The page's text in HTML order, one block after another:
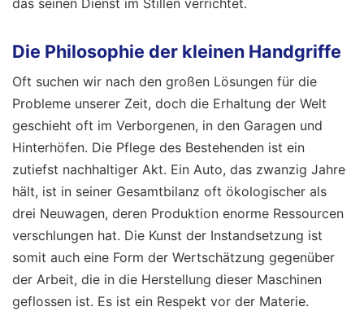
Die Philosophie der kleinen Handgriffe
Oft suchen wir nach den großen Lösungen für die
Probleme unserer Zeit, doch die Erhaltung der Welt
geschieht oft im Verborgenen, in den Garagen und
Hinterhöfen. Die Pflege des Bestehenden ist ein
zutiefst nachhaltiger Akt. Ein Auto, das zwanzig Jahre
hält, ist in seiner Gesamtbilanz oft ökologischer als
drei Neuwagen, deren Produktion enorme Ressourcen
verschlungen hat. Die Kunst der Instandsetzung ist
somit auch eine Form der Wertschätzung gegenüber
der Arbeit, die in die Herstellung dieser Maschinen
geflossen ist. Es ist ein Respekt vor der Materie.